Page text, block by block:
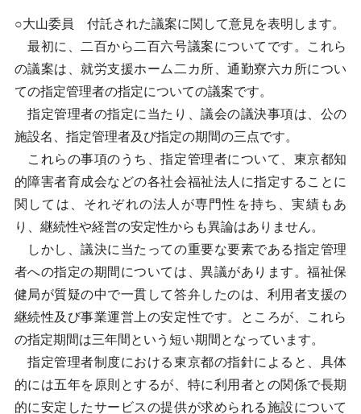
○大山委員 付託された議案に関して意見を表明します。
最初に、二百から二百六号議案についてです。これら
の議案は、就労支援ホーム二カ所、通勤寮六カ所につい
ての指定管理者の指定についての議案です。
指定管理者の指定に当たり、議会の議決事項は、公の
施設名、指定管理者及び指定の期間の三点です。
これらの事項のうち、指定管理者について、東京都知
的障害者育成会などの各社会福祉法人に指定することに
関しては、それぞれの法人が専門性を持ち、実績もあ
り、継続性や経営の安定性からも異論はありません。
しかし、議決に当たっての重要な要素である指定管理
者への指定の期間については、異議があります。福祉保
健局が質疑の中で一貫して答弁したのは、利用者支援の
継続性及び事業運営上の安定性です。ところが、これら
の指定期間は三年間という短い期間となっています。
指定管理者制度における東京都の指針によると、具体
的には五年を原則とするが、特に利用者との関係で長期
的に安定したサービスの提供が求められる施設について